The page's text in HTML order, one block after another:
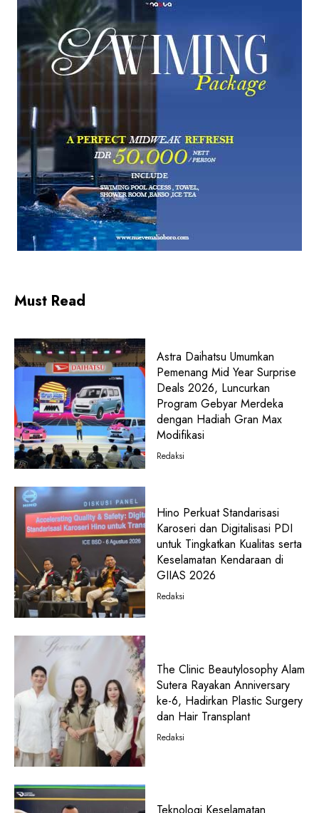
Must Read
Astra Daihatsu Umumkan
Pemenang Mid Year Surprise
Deals 2026, Luncurkan
Program Gebyar Merdeka
dengan Hadiah Gran Max
Modifikasi
Redaksi
Hino Perkuat Standarisasi
Karoseri dan Digitalisasi PDI
untuk Tingkatkan Kualitas serta
Keselamatan Kendaraan di
GIIAS 2026
Redaksi
The Clinic Beautylosophy Alam
Sutera Rayakan Anniversary
ke-6, Hadirkan Plastic Surgery
dan Hair Transplant
Redaksi